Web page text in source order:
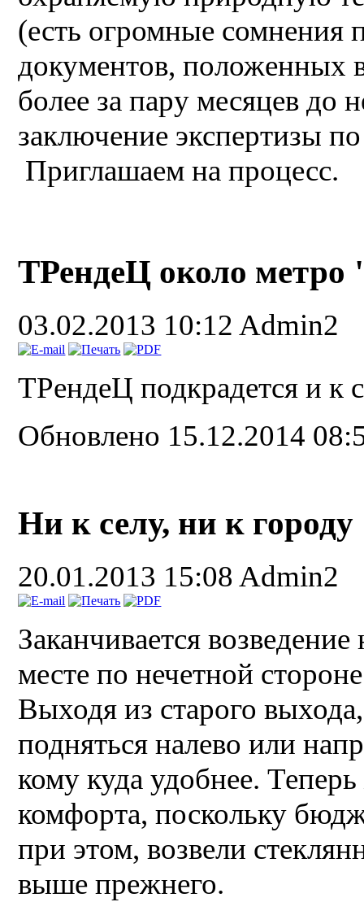
(есть огромные сомнения
документов, положенных
более за пару месяцев до
заключение экспертизы
Приглашаем на процесс.
ТРендеЦ около метро
03.02.2013 10:12 Admin2
ТРендеЦ подкрадется и к
Обновлено 15.12.2014
Ни к селу, ни к городу
20.01.2013 15:08Admin2
Заканчивается
месте по нечетной
Выходя из старого
подняться налево или
кому куда удобнее.
комфорта, поскольку
при этом, возвели
выше прежнего.